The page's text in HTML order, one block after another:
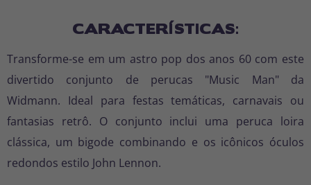
CARACTERÍSTICAS:
Transforme-se em um astro pop dos anos 60 com este
divertido conjunto de perucas "Music Man" da
Widmann. Ideal para festas temáticas, carnavais ou
fantasias retrô. O conjunto inclui uma peruca loira
clássica, um bigode combinando e os icônicos óculos
redondos estilo John Lennon.